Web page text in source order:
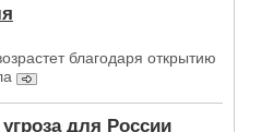
благодаря открытию
для России